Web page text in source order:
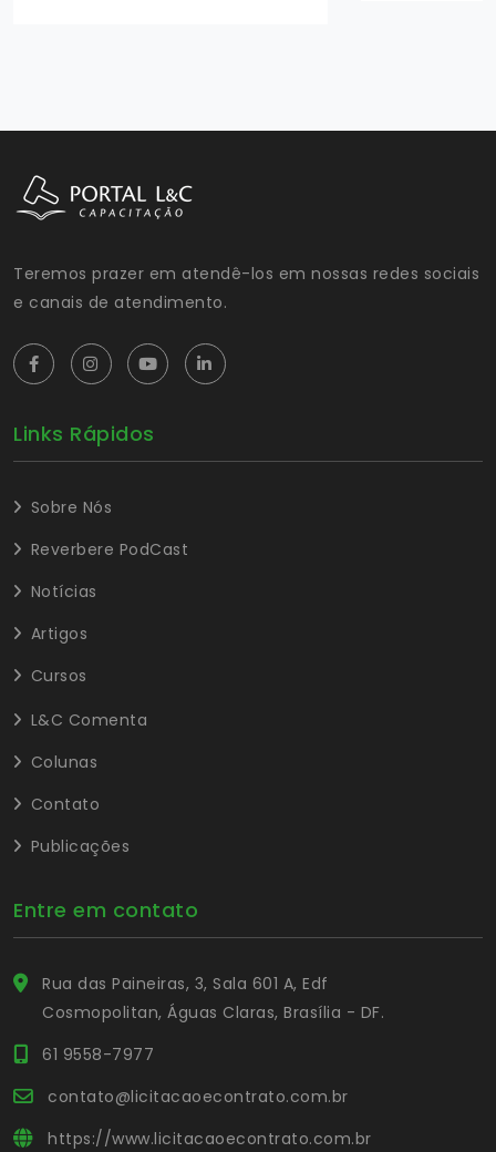
Teremos prazer em atendê-los em nossas redes sociais
e canais de atendimento.
Links Rápidos
Sobre Nós
Reverbere PodCast
Notícias
Artigos
Cursos
L&C Comenta
Colunas
Contato
Publicações
Entre em contato
Rua das Paineiras, 3, Sala 601 A, Edf
Cosmopolitan, Águas Claras, Brasília - DF.
61 9558-7977
contato@licitacaoecontrato.com.br
https://www.licitacaoecontrato.com.br